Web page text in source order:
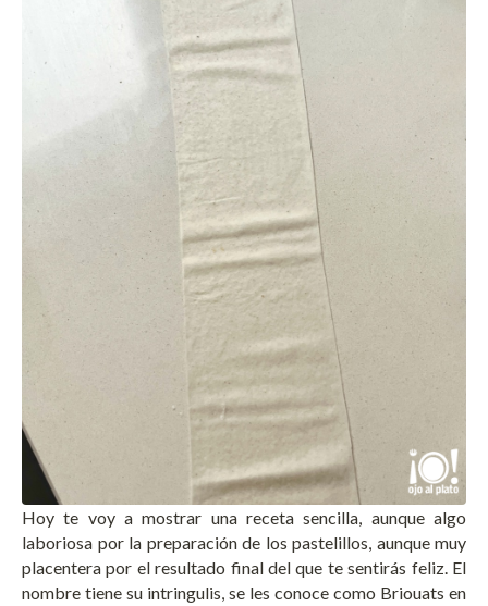
Hoy te voy a mostrar una receta sencilla, aunque algo
laboriosa por la preparación de los pastelillos, aunque muy
placentera por el resultado final del que te sentirás feliz. El
nombre tiene su intringulis, se les conoce como Briouats en